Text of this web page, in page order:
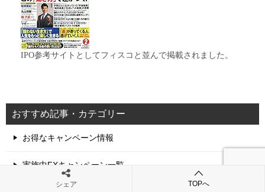
IPO参考サイトとしてフィスコと並んで掲載されました。
おすすめ記事・カテゴリー
お得なキャンペーン情報
実施中FXキャンペーン一覧
シェア TOPへ